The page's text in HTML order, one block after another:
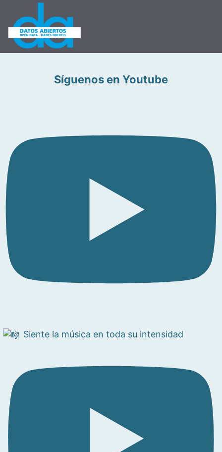
Síguenos en Youtube
Siente la música en toda su intensidad